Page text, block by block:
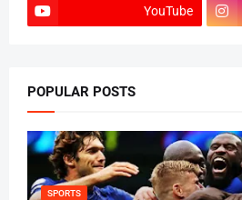
YouTube
POPULAR POSTS
SPORTS